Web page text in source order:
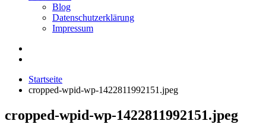
Blog
Datenschutzerklärung
Impressum
Startseite
cropped-wpid-wp-1422811992151.jpeg
cropped-wpid-wp-1422811992151.jpeg